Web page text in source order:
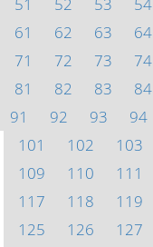
61
62 63 64
71
72 73 74
81
82 83 84
91
92 93 94
101
102 103
109
110 111
117
118 119
125
126 127